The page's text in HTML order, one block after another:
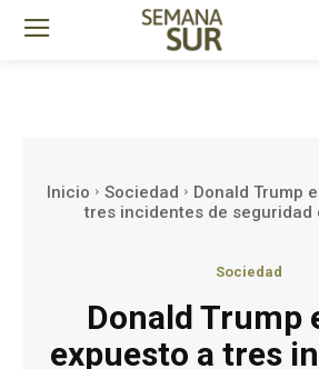
Inicio Sociedad
Donald Trump
tres incidentes de seguridad
Sociedad
Donald Trump
expuesto a tres